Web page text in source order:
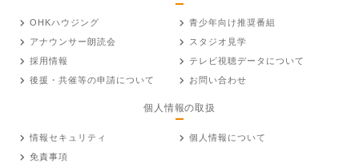
OHKハウジング
青少年向け推奨番組
アナウンサー朗読会
スタジオ見学
採用情報
テレビ視聴データについて
後援・共催等の申請について
お問い合わせ
個人情報の取扱
情報セキュリティ
個人情報について
免責事項